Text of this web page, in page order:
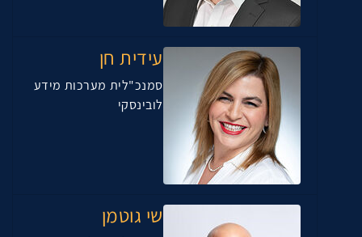
עידית חן
סמנכ"לית מערכות מידע
לובינסקי
שי גוטמן